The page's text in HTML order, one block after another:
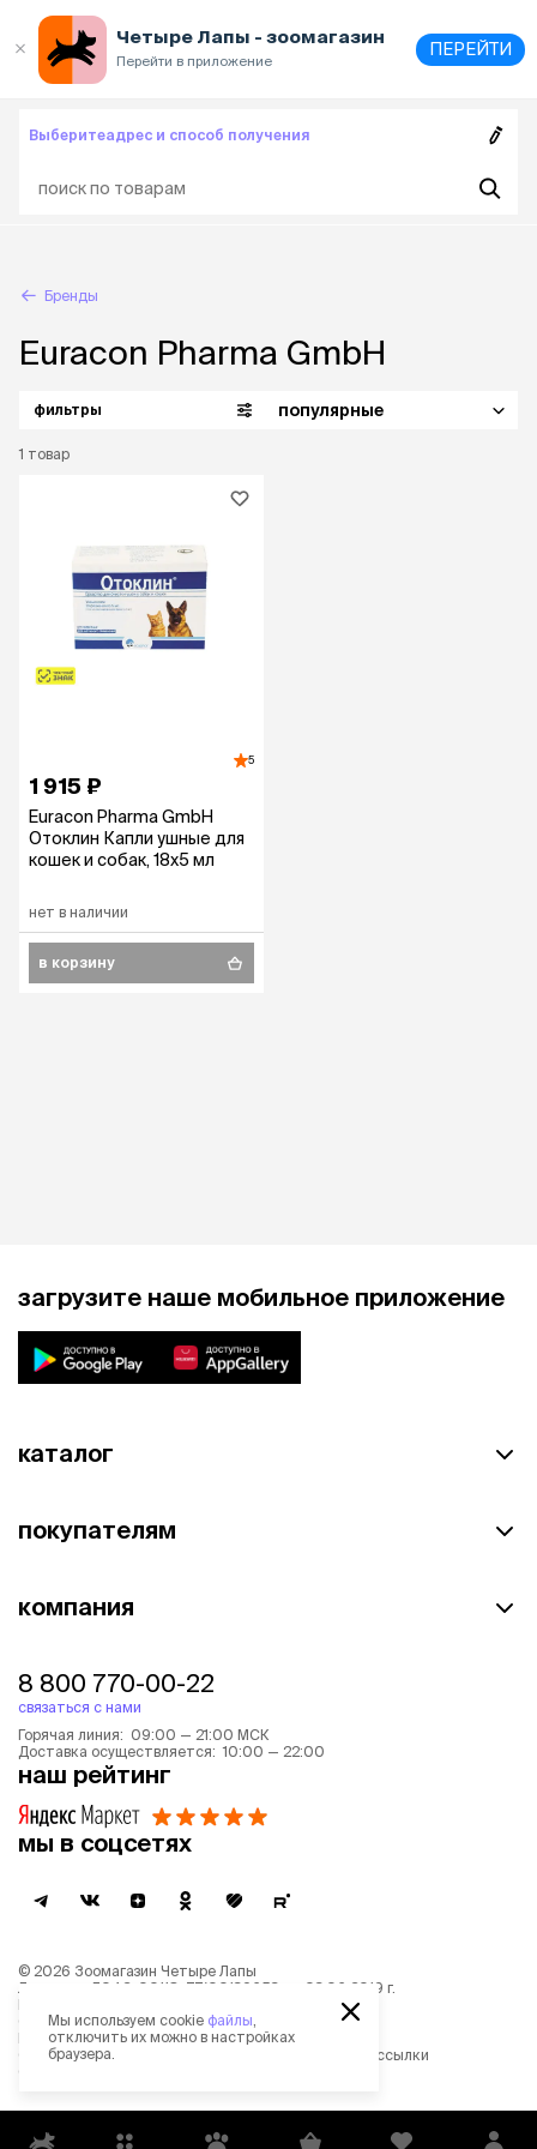
Четыре Лапы - зоомагазин
Перейти в приложение
ПЕРЕЙТИ
Выберитеадрес и способ получения
Бренды
Euracon Pharma GmbH
1 товар
фильтры популярные
5
1 915 ₽
Euracon Pharma GmbH
Отоклин Капли ушные для
кошек и собак, 18х5 мл
нет в наличии
в корзину
загрузите наше мобильное приложение
каталог
покупателям
компания
8 800 770-00-22
связаться с нами
Горячая линия: 09:00 — 21:00 МСК
Доставка осуществляется: 10:00 — 22:00
наш рейтинг
мы в соцсетях
© 2026 Зоомагазин Четыре Лапы
Лицензия: Л042-00118-77/00139653 от 03.06.2019 г.
Политика обработки персональных данных
Согласие на обработку персональных данных
Пользовательское соглашение
Согласие на получение новостной и рекламной рассылки
Мы используем cookie файлы
отключить их можно в настройках
браузера.